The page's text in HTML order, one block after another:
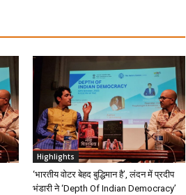
Highlights
‘भारतीय वोटर बेहद बुद्धिमान है’, लंदन में प्रदीप
भंडारी ने ‘Depth Of Indian Democracy’